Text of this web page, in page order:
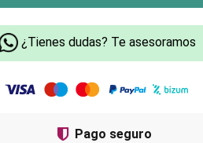
¿Tienes dudas? Te asesoramos
Pago seguro